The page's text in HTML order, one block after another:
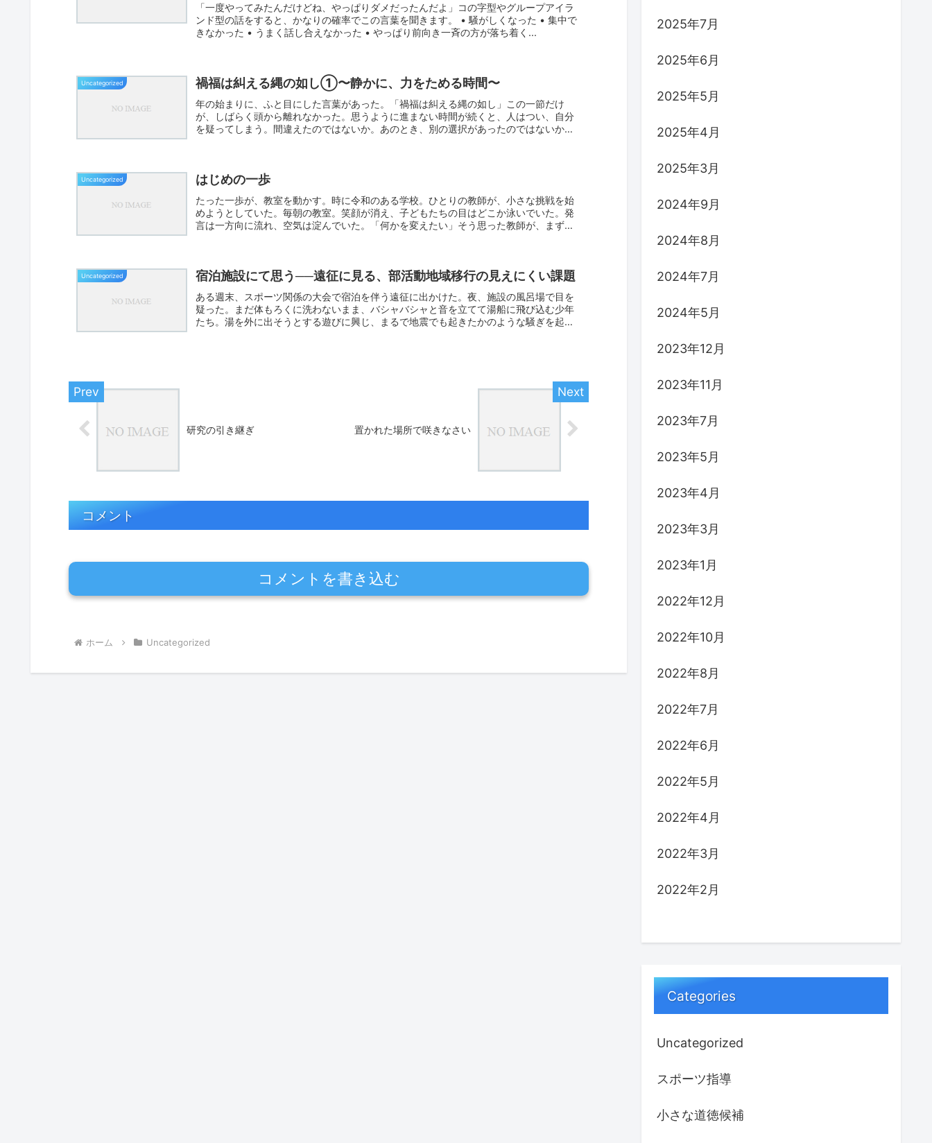
「一度やってみたんだけどね、やっぱりダメだったんだよ」コの字型やグループアイラ
ンド型の話をすると、かなりの確率でこの言葉を聞きます。 • 騒がしくなった • 集中で
きなかった • うまく話し合えなかった • やっぱり前向き一斉の方が落ち着く...
Uncategorized 禍福は糾える縄の如し①〜静かに、力をためる時間〜
年の始まりに、ふと目にした言葉があった。「禍福は糾える縄の如し」この一節だけ
が、しばらく頭から離れなかった。思うように進まない時間が続くと、人はつい、自分
を疑ってしまう。間違えたのではないか。あのとき、別の選択があったのではないか。
Uncategorized はじめの一歩
たった一歩が、教室を動かす。時に令和のある学校。ひとりの教師が、小さな挑戦を始
めようとしていた。毎朝の教室。笑顔が消え、子どもたちの目はどこか泳いでいた。発
言は一方向に流れ、空気は淀んでいた。「何かを変えたい」そう思った教師が、まず手
Uncategorized 宿泊施設にて思う──遠征に見る、部活動地域移行の見えにくい課題
ある週末、スポーツ関係の大会で宿泊を伴う遠征に出かけた。夜、施設の風呂場で目を
疑った。まだ体もろくに洗わないまま、バシャバシャと音を立てて湯船に飛び込む少年
たち。湯を外に出そうとする遊びに興じ、まるで地震でも起きたかのような騒ぎを起こ
研究の引き継ぎ 置かれた場所で咲きなさい
コメント
コメントを書き込む
ホーム Uncategorized
2025年7月
2025年6月
2025年5月
2025年4月
2025年3月
2024年9月
2024年8月
2024年7月
2024年5月
2023年12月
2023年11月
2023年7月
2023年5月
2023年4月
2023年3月
2023年1月
2022年12月
2022年10月
2022年8月
2022年7月
2022年6月
2022年5月
2022年4月
2022年3月
2022年2月
Categories
Uncategorized
スポーツ指導
小さな道徳候補